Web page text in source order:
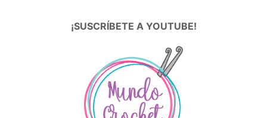
¡SUSCRÍBETE A YOUTUBE!